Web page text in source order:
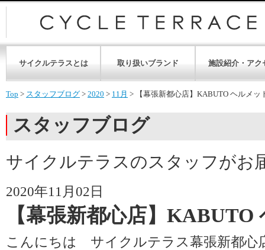
サイクルテラスとは 取り扱いブランド 施設紹介・アク
Top > スタッフブログ > 2020 > 11月 > 【幕張新都心店】KABUTO ヘルメッ
スタッフブログ
サイクルテラスのスタッフがお
2020年11月02日
【幕張新都心店】
こんにちは サイクルテラス幕張新都